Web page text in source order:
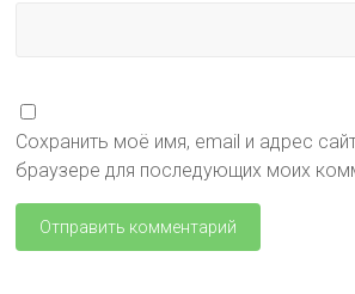
Сохранить моё имя, email и адрес
браузере для последующих моих